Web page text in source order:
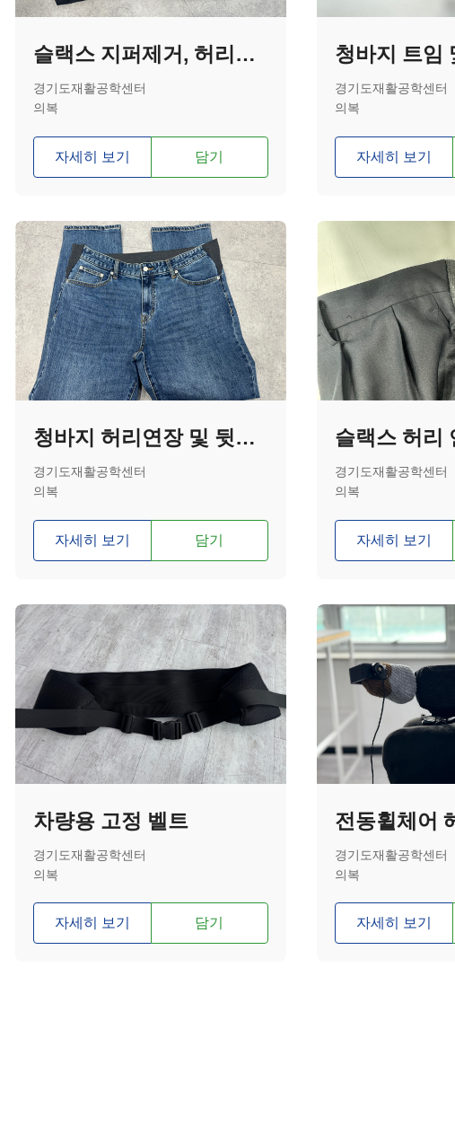
슬랙스 지퍼제거, 허리연장, 허리밴딩
경기도재활공학센터
의복
자세히 보기 담기
청바지 트임
경기도재활공학센터
의복
자세히 보기
청바지 허리연장 및 뒷밴딩 교체
경기도재활공학센터
의복
자세히 보기 담기
슬랙스 허리
경기도재활공학센터
의복
자세히 보기
차량용 고정 벨트
경기도재활공학센터
의복
자세히 보기 담기
경기도재활공학센터
의복
자세히 보기